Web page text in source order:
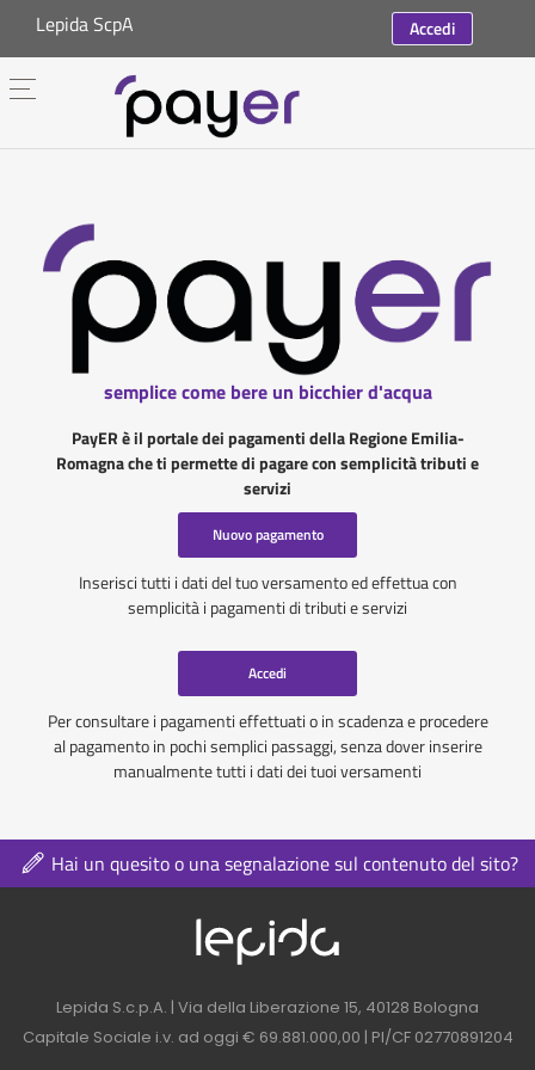
Lepida ScpA Accedi
semplice come bere un bicchier d'acqua
PayER è il portale dei pagamenti della Regione Emilia-
Romagna che ti permette di pagare con semplicità tributi e
servizi
Nuovo pagamento
Inserisci tutti i dati del tuo versamento ed effettua con
semplicità i pagamenti di tributi e servizi
Accedi
Per consultare i pagamenti effettuati o in scadenza e procedere
al pagamento in pochi semplici passaggi, senza dover inserire
manualmente tutti i dati dei tuoi versamenti
Hai un quesito o una segnalazione sul contenuto del sito?
Logo azienda nel
Contatti azienda nel footer
Lepida S.c.p.A. | Via della Liberazione 15, 40128 Bologna
Capitale Sociale i.v. ad oggi € 69.881.000,00 | PI/CF 02770891204